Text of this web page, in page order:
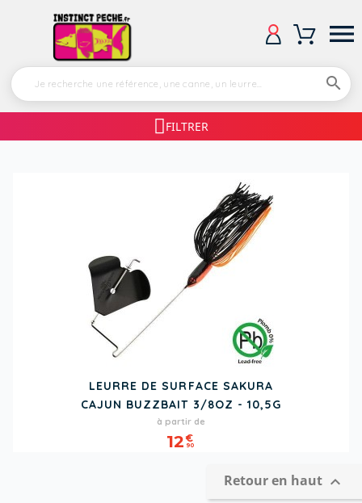


FILTRER
LEURRE DE SURFACE SAKURA
CAJUN BUZZBAIT 3/8OZ - 10,5G
Prix
à partir de
12€
90
Retour en haut 